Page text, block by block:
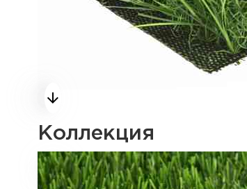
Коллекция